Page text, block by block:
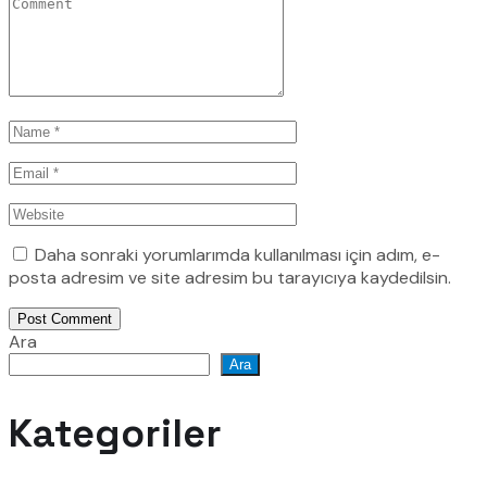
Daha sonraki yorumlarımda kullanılması için adım, e-
posta adresim ve site adresim bu tarayıcıya kaydedilsin.
Post Comment
Ara
Ara
Kategoriler